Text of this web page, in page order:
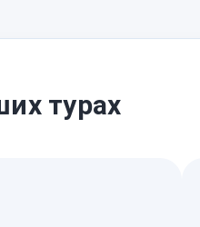
турах